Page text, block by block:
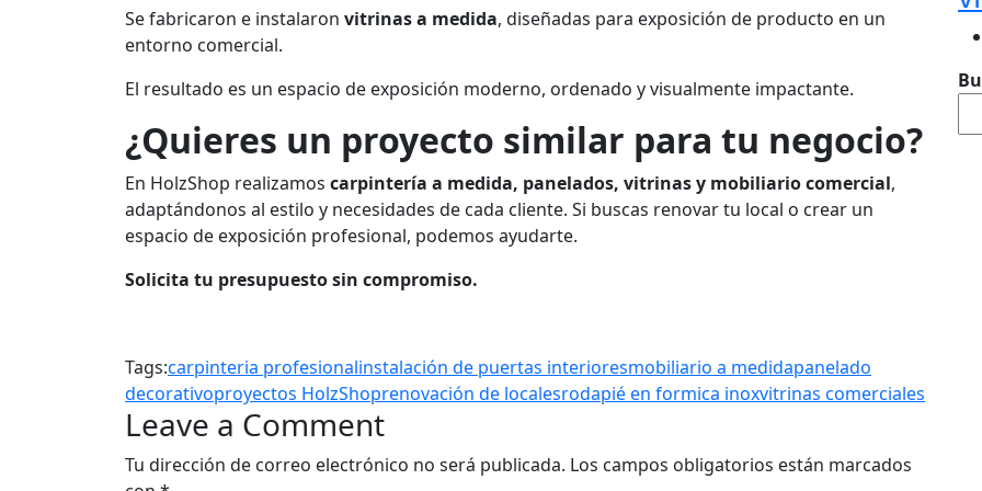
Se fabricaron e instalaron vitrinas a medida, diseñadas para exposición de producto en un
entorno comercial.
El resultado es un espacio de exposición moderno, ordenado y visualmente impactante.
¿Quieres un proyecto similar para tu negocio?
En HolzShop realizamos carpintería a medida, panelados, vitrinas y mobiliario comercial,
adaptándonos al estilo y necesidades de cada cliente. Si buscas renovar tu local o crear un
espacio de exposición profesional, podemos ayudarte.
Solicita tu presupuesto sin compromiso.
Tags:carpinteria profesionalinstalación de puertas interioresmobiliario a medidapanelado
decorativoproyectos HolzShoprenovación de localesrodapié en formica inoxvitrinas comerciales
Leave a Comment
Tu dirección de correo electrónico no será publicada. Los campos obligatorios están marcados